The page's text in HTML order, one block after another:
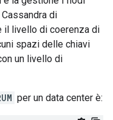
di
il livello di coerenza di
spazi delle chiavi
un livello di
per un data center è: